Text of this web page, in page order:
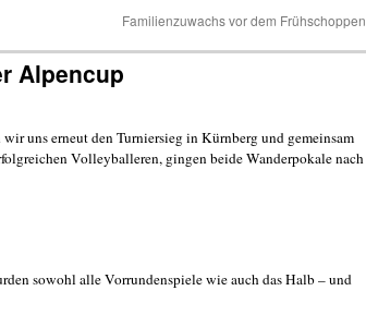
Familienzuwachs vor dem Frühschoppen
Alpencup
uns erneut den Turniersieg in Kürnberg und gemeinsam
Volleyballeren, gingen beide Wanderpokale nach
sowohl alle Vorrundenspiele wie auch das Halb – und